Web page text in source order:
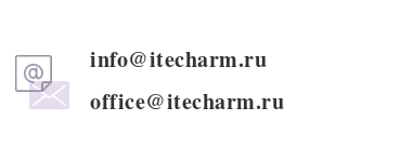
info@itecharm.ru
office@itecharm.ru